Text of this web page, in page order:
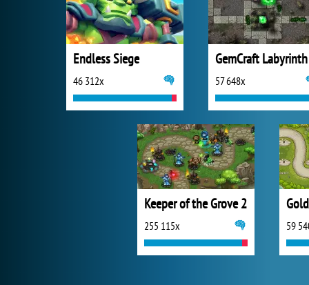
Endless Siege
46 312x
GemCraft Labyrinth
57 648x
Keeper of the Grove 2
255 115x 59